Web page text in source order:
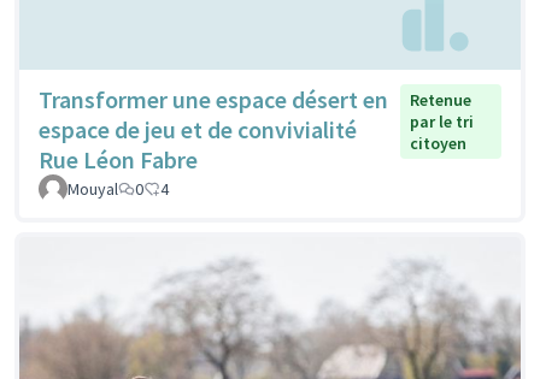
Transformer une espace désert en
espace de jeu et de convivialité
Rue Léon Fabre
Retenue
par le tri
citoyen
Mouyal 0 4